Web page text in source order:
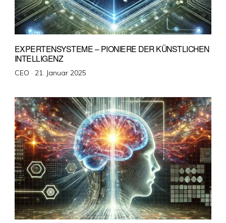
EXPERTENSYSTEME – PIONIERE DER KÜNSTLICHEN
INTELLIGENZ
CEO · Veröffentlicht
21. Januar 2025